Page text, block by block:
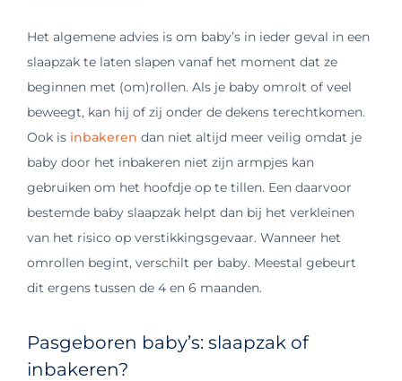
Het algemene advies is om baby’s in ieder geval in een
slaapzak te laten slapen vanaf het moment dat ze
beginnen met (om)rollen. Als je baby omrolt of veel
beweegt, kan hij of zij onder de dekens terechtkomen.
Ook is inbakeren dan niet altijd meer veilig omdat je
baby door het inbakeren niet zijn armpjes kan
gebruiken om het hoofdje op te tillen. Een daarvoor
bestemde baby slaapzak helpt dan bij het verkleinen
van het risico op verstikkingsgevaar. Wanneer het
omrollen begint, verschilt per baby. Meestal gebeurt
dit ergens tussen de 4 en 6 maanden.
Pasgeboren baby’s: slaapzak of
inbakeren?